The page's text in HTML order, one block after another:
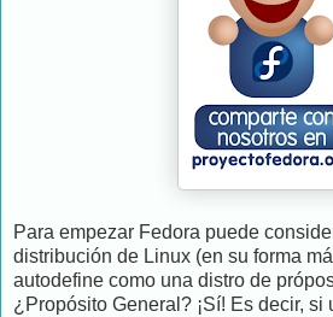
Para empezar Fedora puede
distribución de Linux (en su forma
autodefine como una distro de
¿Propósito General? ¡Sí! Es decir, si